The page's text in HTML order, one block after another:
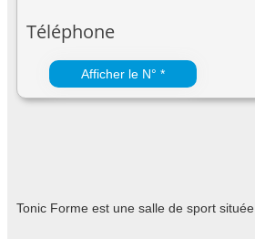
Téléphone
Afficher le N° *
Tonic Forme est une salle de sport